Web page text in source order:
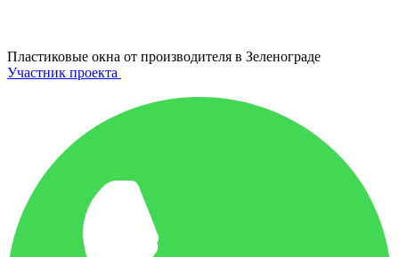
Пластиковые окна от производителя в Зеленограде
Участник проекта